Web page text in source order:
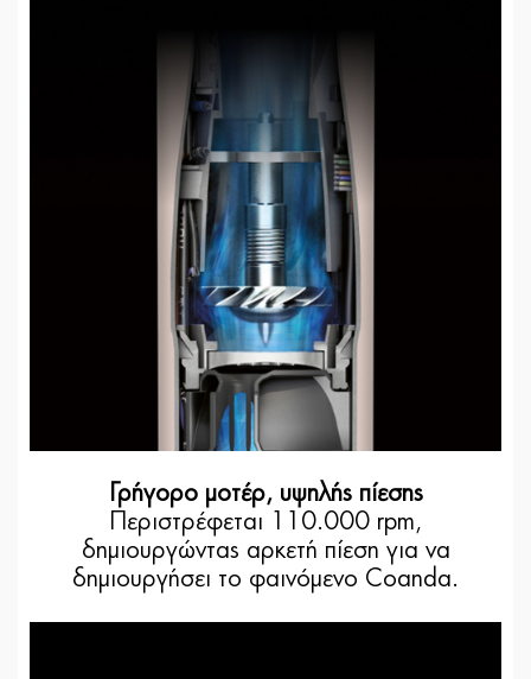
Γρήγορο μοτέρ, υψηλής πίεσης
Περιστρέφεται 110.000 rpm,
δημιουργώντας αρκετή πίεση για να
δημιουργήσει το φαινόμενο Coanda.